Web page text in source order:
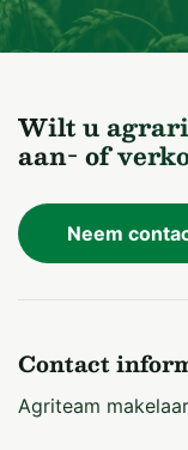
Wilt u
aan- of
Neem
Contact
Agriteam